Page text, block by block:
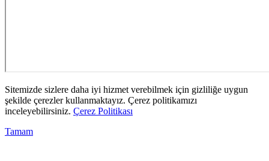
Sitemizde sizlere daha iyi hizmet verebilmek için gizliliğe uygun
şekilde çerezler kullanmaktayız. Çerez politikamızı
inceleyebilirsiniz. Çerez Politikası
Tamam